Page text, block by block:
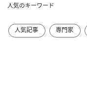
人気のキーワード
人気記事 専門家